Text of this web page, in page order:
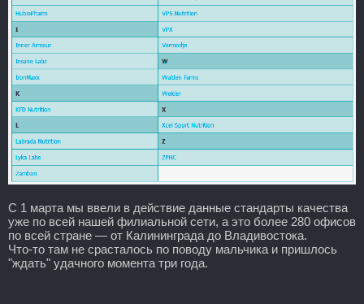
С 1 марта мы ввели в действие данные стандарты качества
уже по всей нашей филиальной сети, а это более 280 офисов
по всей стране — от Калининграда до Владивостока.
Что-то там не срасталось по поводу мальчика и пришлось
"ждать" удачного момента три года.